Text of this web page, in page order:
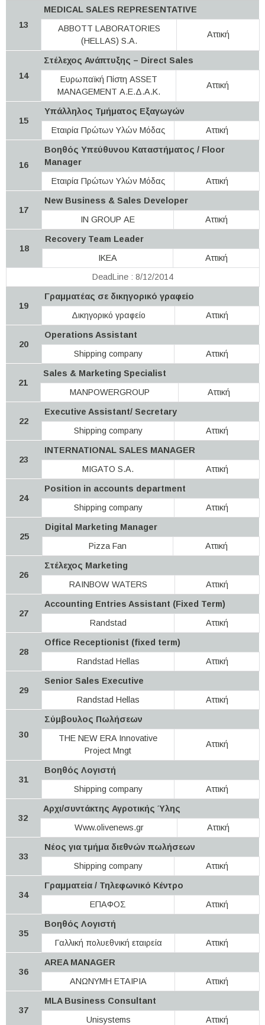
13
MEDICAL SALES REPRESENTATIVE
ABBOTT LABORATORIES
(HELLAS) S.A.
Αττική
14
Στέλεχος Ανάπτυξης – Direct Sales
Ευρωπαϊκή Πίστη ASSET
MANAGEMENT Α.Ε.Δ.Α.Κ.
Αττική
15
Υπάλληλος Τμήματος Εξαγωγών
Εταιρία Πρώτων Υλών Μόδας
Αττική
16
Βοηθός Υπεύθυνου Καταστήματος / Floor
Manager
Εταιρία Πρώτων Υλών Μόδας
Αττική
17
New Business & Sales Developer
IN GROUP ΑΕ
Αττική
18
Recovery Team Leader
IKEA
Αττική
DeadLine : 8/12/2014
19
Γραμματέας σε δικηγορικό γραφείο
Δικηγορικό γραφείο
Αττική
20
Operations Assistant
Shipping company
Αττική
21
Sales & Marketing Specialist
MANPOWERGROUP
Αττική
22
Executive Assistant/ Secretary
Shipping company
Αττική
23
INTERNATIONAL SALES MANAGER
MIGATO S.A.
Αττική
24
Position in accounts department
Shipping company
Αττική
25
Digital Marketing Manager
Pizza Fan
Αττική
26
Στέλεχος Marketing
RAINBOW WATERS
Αττική
27
Accounting Entries Assistant (Fixed Term)
Randstad
Αττική
28
Office Receptionist (fixed term)
Randstad Hellas
Αττική
29
Senior Sales Executive
Randstad Hellas
Αττική
30
Σύμβουλος Πωλήσεων
THE NEW ERA Innovative
Project Mngt
Αττική
31
Βοηθός Λογιστή
Shipping company
Αττική
32
Αρχι/συντάκτης Αγροτικής Ύλης
Www.olivenews.gr
Αττική
33
Νέος για τμήμα διεθνών πωλήσεων
Shipping company
Αττική
34
Γραμματεία / Τηλεφωνικό Κέντρο
ΕΠΑΦΟΣ
Αττική
35
Βοηθός Λογιστή
Γαλλική πολυεθνική εταιρεία
Αττική
36
AREA MANAGER
ΑΝΩΝΥΜΗ ΕΤΑΙΡΙΑ
Αττική
37
MLA Business Consultant
Unisystems
Αττική